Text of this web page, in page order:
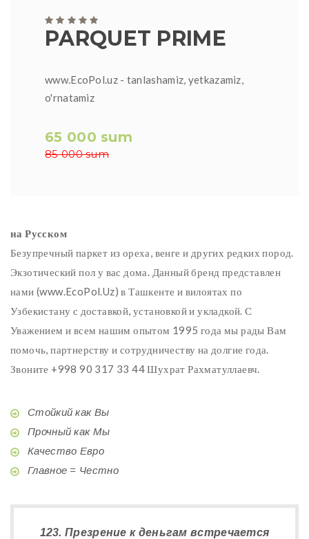
PARQUET PRIME
www.EcoPol.uz - tanlashamiz, yetkazamiz,
o'rnatamiz
65 000 sum
85 000 sum
на Русском
Безупречный паркет из ореха, венге и других редких пород.
Экзотический пол у вас дома. Данный бренд представлен
нами (www.EcoPol.Uz) в Ташкенте и вилоятах по
Узбекистану с доставкой, установкой и укладкой. С
Уважением и всем нашим опытом 1995 года мы рады Вам
помочь, партнерству и сотрудничеству на долгие года.
Звоните +998 90 317 33 44 Шухрат Рахматуллаевч.
Стойкий как Вы
Прочный как Мы
Качество Евро
Главное = Честно
123. Презрение к деньгам встречается